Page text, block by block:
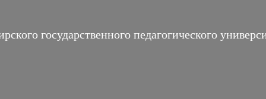
государственного педагогического